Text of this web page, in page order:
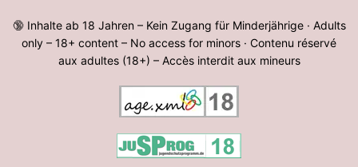
🔞 Inhalte ab 18 Jahren – Kein Zugang für Minderjährige · Adults
only – 18+ content – No access for minors · Contenu réservé
aux adultes (18+) – Accès interdit aux mineurs